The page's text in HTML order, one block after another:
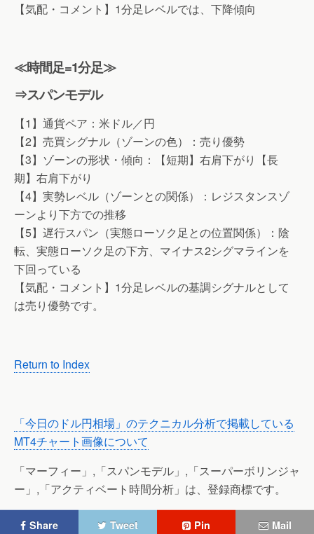
【気配・コメント】1分足レベルでは、下降傾向
≪時間足=1分足≫
⇒スパンモデル
【1】通貨ペア：米ドル／円
【2】売買シグナル（ゾーンの色）：売り優勢
【3】ゾーンの形状・傾向：【短期】右肩下がり【長
期】右肩下がり
【4】実勢レベル（ゾーンとの関係）：レジスタンスゾ
ーンより下方での推移
【5】遅行スパン（実態ローソク足との位置関係）：陰
転、実態ローソク足の下方、マイナス2シグマラインを
下回っている
【気配・コメント】1分足レベルの基調シグナルとして
は売り優勢です。
Return to Index
「今日のドル円相場」のテクニカル分析で掲載している
MT4チャート画像について
「マーフィー」,「スパンモデル」,「スーパーボリンジャ
ー」,「アクティベート時間分析」は、登録商標です。
Share Tweet Pin Mail